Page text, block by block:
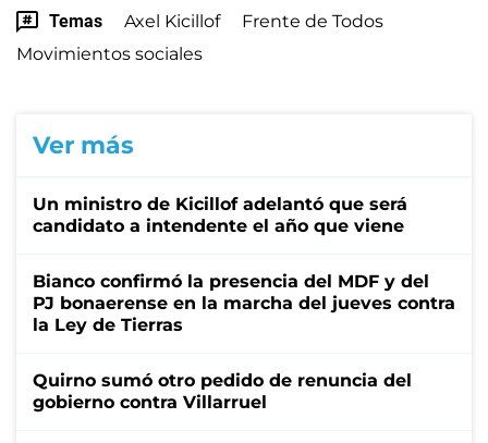
Temas Axel Kicillof
Frente de Todos
Movimientos sociales
Ver más
Un ministro de Kicillof adelantó que será
candidato a intendente el año que viene
Bianco confirmó la presencia del MDF y del
PJ bonaerense en la marcha del jueves contra
la Ley de Tierras
Quirno sumó otro pedido de renuncia del
gobierno contra Villarruel